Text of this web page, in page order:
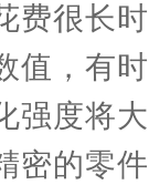
费很长
值，有
强度将
密的零